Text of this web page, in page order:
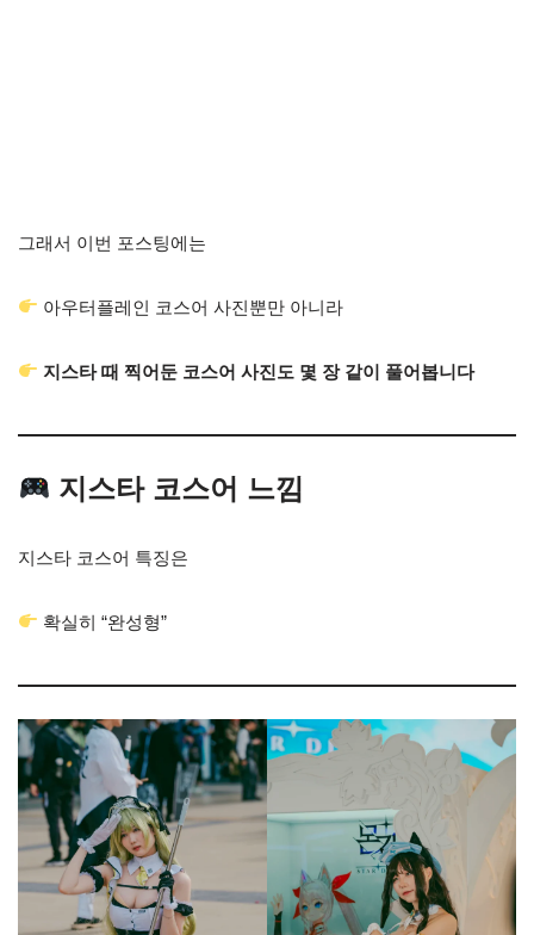
그래서 이번 포스팅에는
아우터플레인 코스어 사진뿐만 아니라
지스타 때 찍어둔 코스어 사진도 몇 장 같이 풀어봅니다
지스타 코스어 느낌
지스타 코스어 특징은
확실히 “완성형”